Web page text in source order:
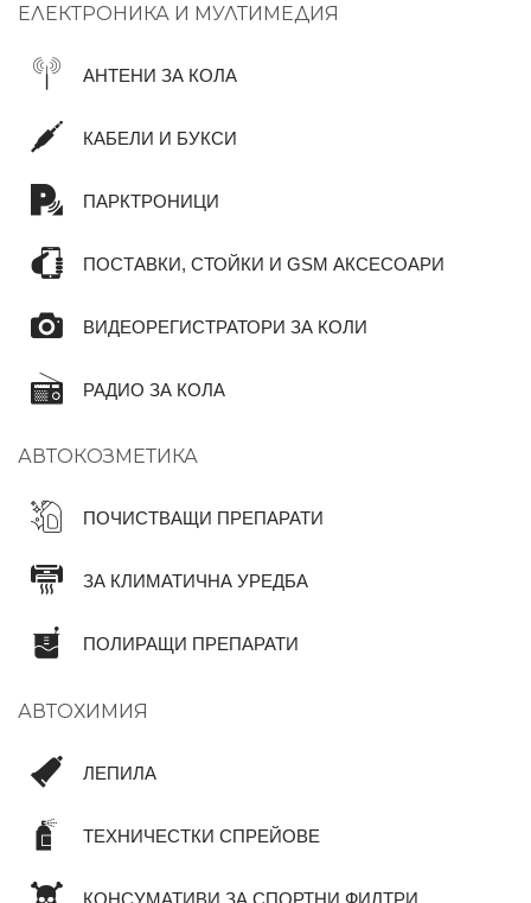
ЕЛЕКТРОНИКА И МУЛТИМЕДИЯ
АНТЕНИ ЗА КОЛА
КАБЕЛИ И БУКСИ
ПАРКТРОНИЦИ
ПОСТАВКИ, СТОЙКИ И GSM АКСЕСОАРИ
ВИДЕОРЕГИСТРАТОРИ ЗА КОЛИ
РАДИО ЗА КОЛА
АВТОКОЗМЕТИКА
ПОЧИСТВАЩИ ПРЕПАРАТИ
ЗА КЛИМАТИЧНА УРЕДБА
ПОЛИРАЩИ ПРЕПАРАТИ
АВТОХИМИЯ
ЛЕПИЛА
ТЕХНИЧЕСТКИ СПРЕЙОВЕ
КОНСУМАТИВИ ЗА СПОРТНИ ФИЛТРИ